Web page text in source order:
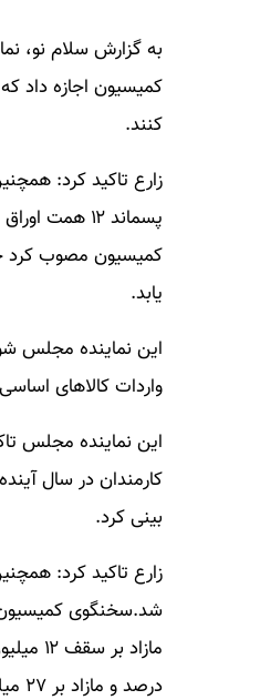
به گزارش سلام نو،
کنند.
زارع تاکید کرد:
پسماند ۱۲
کمیسیون مصوب کرد
یابد.
این نماینده مجلس
واردات کالاهای
بینی کرد.